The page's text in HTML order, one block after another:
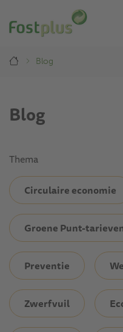
en
naar
inhoud
Breadcrumb
Blog
Blog
Thema
Circulaire economie
Groene Punt-
Preventie
Zwerfvuil